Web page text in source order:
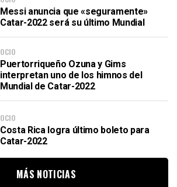
Messi anuncia que «seguramente»
Catar-2022 será su último Mundial
OCIO
Puertorriqueño Ozuna y Gims
interpretan uno de los himnos del
Mundial de Catar-2022
OCIO
Costa Rica logra último boleto para
Catar-2022
MÁS NOTICIAS